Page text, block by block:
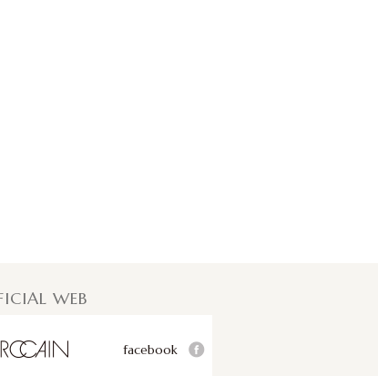
WEB
facebook